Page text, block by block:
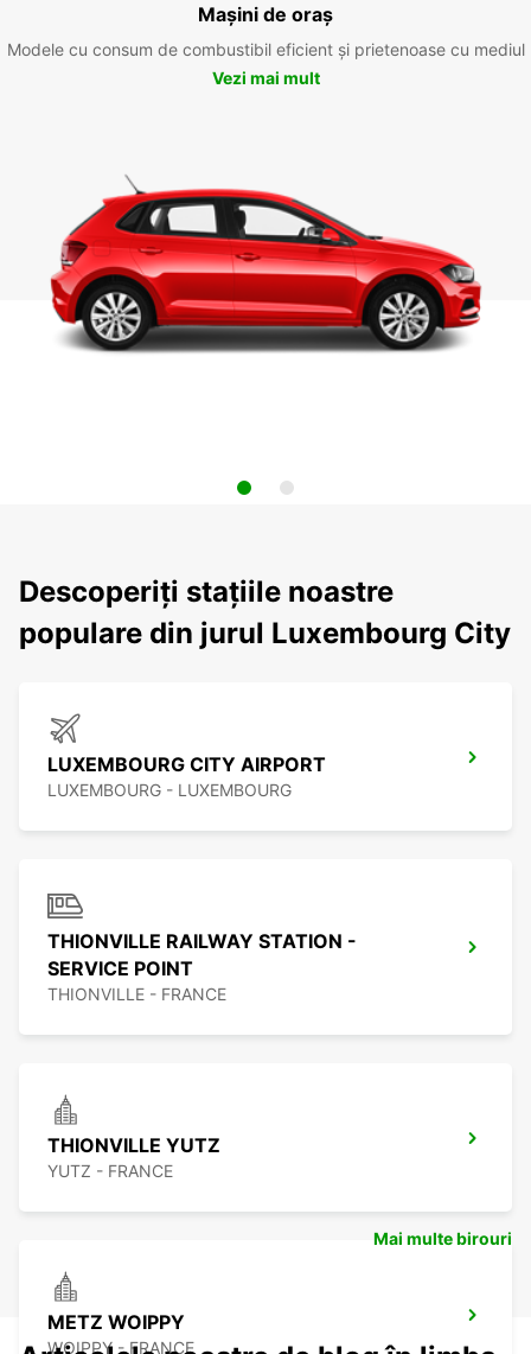
Mașini de oraș
Modele cu consum de combustibil eficient și prietenoase cu mediul
Vezi mai mult
Descoperiți stațiile noastre
populare din jurul Luxembourg City
LUXEMBOURG CITY AIRPORT
LUXEMBOURG - LUXEMBOURG
THIONVILLE RAILWAY STATION -
SERVICE POINT
THIONVILLE - FRANCE
THIONVILLE YUTZ
YUTZ - FRANCE
METZ WOIPPY
WOIPPY - FRANCE
Mai multe birouri